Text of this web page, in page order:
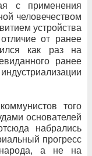
с применения
человечеством
устройства
от ранее
как раз на
ранее
того
основателей
набрались
прогресс
народа, а не на